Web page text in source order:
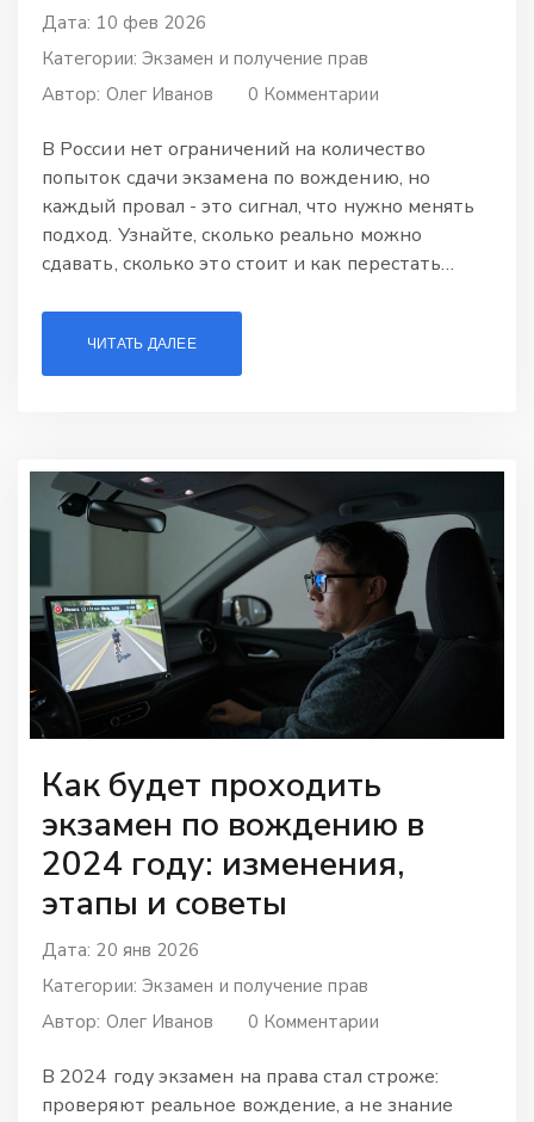
Дата: 10 фев 2026
Категории: Экзамен и получение прав
Автор: Олег Иванов 0 Комментарии
В России нет ограничений на количество
попыток сдачи экзамена по вождению, но
каждый провал - это сигнал, что нужно менять
подход. Узнайте, сколько реально можно
сдавать, сколько это стоит и как перестать
ЧИТАТЬ ДАЛЕЕ
Как будет проходить
экзамен по вождению в
2024 году: изменения,
этапы и советы
Дата: 20 янв 2026
Категории: Экзамен и получение прав
Автор: Олег Иванов 0 Комментарии
В 2024 году экзамен на права стал строже:
проверяют реальное вождение, а не знание